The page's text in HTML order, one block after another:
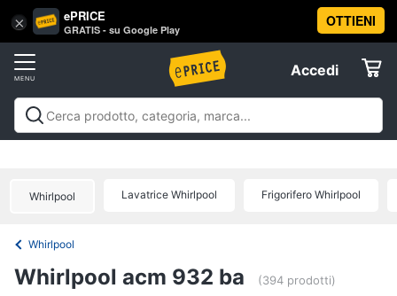
× ePRICE
GRATIS - su Google Play
OTTIENI
Accedi
Accedi
Registrati
Offerte
Vai
al
Whirlpool Lavatrice Whirlpool Frigorifero Whirlpool
Whirlpool
Whirlpool acm 932 ba (394 prodotti)